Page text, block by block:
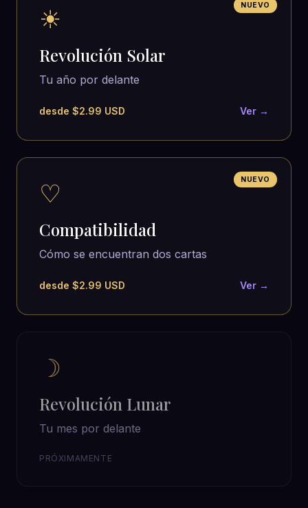
NUEVO
☀
Revolución Solar
Tu año por delante
desde $2.99 USD Ver →
NUEVO
♡
Compatibilidad
Cómo se encuentran dos cartas
desde $2.99 USD Ver →
☽
Revolución Lunar
Tu mes por delante
PRÓXIMAMENTE